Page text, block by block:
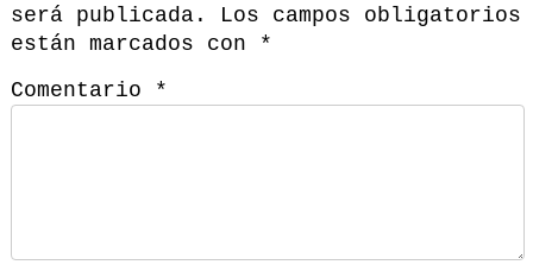
será publicada.
Los campos obligatorios
están marcados con
*
Comentario
*